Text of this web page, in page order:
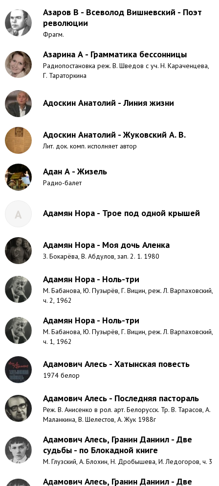
Азаров В - Всеволод Вишневский - Поэт
революции
Фрагм.
Азарина А - Грамматика бессонницы
Радиопостановка реж. В. Шведов с уч. Н. Караченцева,
Г. Тараторкина
Адоскин Анатолий - Линия жизни
Адоскин Анатолий - Жуковский А. В.
Лит. док. комп. исполняет автор
Адан А - Жизель
Радио-балет
А Адамян Нора - Трое под одной крышей
Адамян Нора - Моя дочь Аленка
З. Бокарёва, В. Абдулов, зап. 2. 1. 1980
Адамян Нора - Ноль-три
М. Бабанова, Ю. Пузырёв, Г. Вицин, реж. Л. Варпаховский,
ч. 2, 1962
Адамян Нора - Ноль-три
М. Бабанова, Ю. Пузырёв, Г. Вицин, реж. Л. Варпаховский,
ч. 1, 1962
Адамович Алесь - Хатынская повесть
1974 белор
Адамович Алесь - Последняя пастораль
Реж. В. Анисенко в рол. арт. Белорусск. Тр. В. Тарасов, А.
Маланкина, В. Шелестов, А. Жук 1988г
Адамович Алесь, Гранин Даниил - Две
судьбы - по Блокадной книге
М. Глузский, А. Блохин, Н. Дробышева, И. Ледогоров, ч. 3
Адамович Алесь, Гранин Даниил - Две